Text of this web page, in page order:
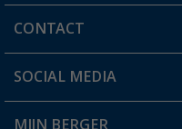
CONTACT
Een vraag?
SOCIAL MEDIA
MIJN BERGER